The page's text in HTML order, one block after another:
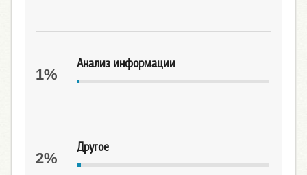
Анализ информации
1%
Другое
2%